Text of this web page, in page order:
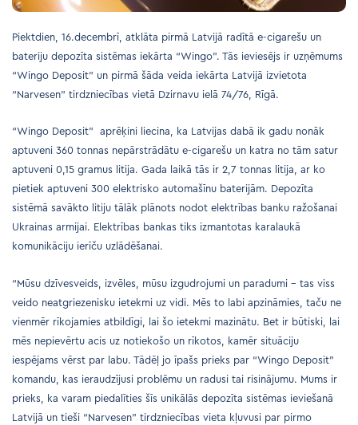
Piektdien, 16.decembrī, atklāta pirmā Latvijā radītā e-cigarešu un
bateriju depozīta sistēmas iekārta “Wingo”. Tās ieviesējs ir uzņēmums
“Wingo Deposit” un pirmā šāda veida iekārta Latvijā izvietota
“Narvesen” tirdzniecības vietā Dzirnavu ielā 74/76, Rīgā.
“Wingo Deposit” aprēķini liecina, ka Latvijas dabā ik gadu nonāk
aptuveni 360 tonnas nepārstrādātu e-cigarešu un katra no tām satur
aptuveni 0,15 gramus litija. Gada laikā tās ir 2,7 tonnas litija, ar ko
pietiek aptuveni 300 elektrisko automašīnu baterijām. Depozīta
sistēmā savākto litiju tālāk plānots nodot elektrības banku ražošanai
Ukrainas armijai. Elektrības bankas tiks izmantotas karalaukā
komunikāciju ierīču uzlādēšanai.
“Mūsu dzīvesveids, izvēles, mūsu izgudrojumi un paradumi – tas viss
veido neatgriezenisku ietekmi uz vidi. Mēs to labi apzināmies, taču ne
vienmēr rīkojamies atbildīgi, lai šo ietekmi mazinātu. Bet ir būtiski, lai
mēs nepievērtu acis uz notiekošo un rīkotos, kamēr situāciju
iespējams vērst par labu. Tādēļ jo īpašs prieks par “Wingo Deposit”
komandu, kas ieraudzījusi problēmu un radusi tai risinājumu. Mums ir
prieks, ka varam piedalīties šīs unikālās depozīta sistēmas ieviešanā
Latvijā un tieši “Narvesen” tirdzniecības vieta kļuvusi par pirmo